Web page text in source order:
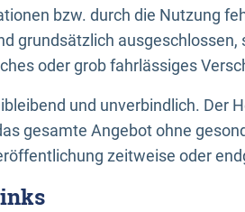
bzw. durch die Nutzung
grundsätzlich
oder grob fahrlässiges
und unverbindlich. Der
gesamte Angebot ohne
zeitweise oder